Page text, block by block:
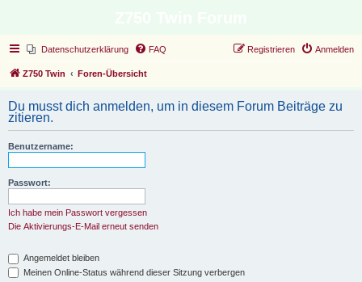
Datenschutzerklärung FAQ Anmelden
Registrieren
Z750 Twin Foren-Übersicht
Du musst dich anmelden, um in diesem Forum Beiträge zu
zitieren.
Benutzername:
Passwort:
Ich habe mein Passwort vergessen
Die Aktivierungs-E-Mail erneut senden
Angemeldet bleiben
Meinen Online-Status während dieser Sitzung verbergen